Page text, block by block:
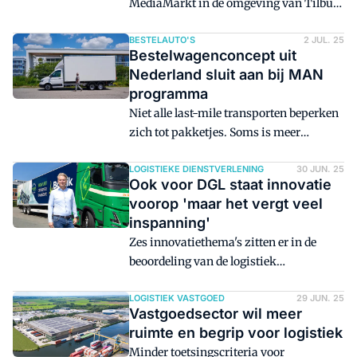
aansluitingen op het eigen terrein.
MediaMarkt in de omgeving van Tilburg
wasmachine of koelkast in huis hebben.
De elektronicaketen is begonnen met
een same-day delivery service in de
vorm van een pilot.
BESTELAUTO'S 2 JUL. 25
Bestelwagenconcept uit
Nederland sluit aan bij MAN
programma
Niet alle last-mile transporten beperken
zich tot pakketjes. Soms is meer
bestelwagenconcept met wissellaadbak
is nu beschikbaar, te besturen met een
BE-rijbewijs en daarmee een interessant
alternatief voor de veel toegepaste 7,5-
tons vrachtwagen.
LOGISTIEKE DIENSTVERLENING 30 JUN. 25
Ook voor DGL staat innovatie
voorop 'maar het vergt veel
inspanning'
Zes innovatiethema's zitten er in de
beoordeling van de logistiek
LDV. Langs die lat is ook DGL (De Graaf
Logistics) gelegd. Directeur Robert van
Wezel weet wat innovatie kan brengen
LOGISTIEK VASTGOED 29 JUN. 25
Vastgoedsector wil meer
ruimte en begrip voor logistiek
Minder toetsingscriteria voor